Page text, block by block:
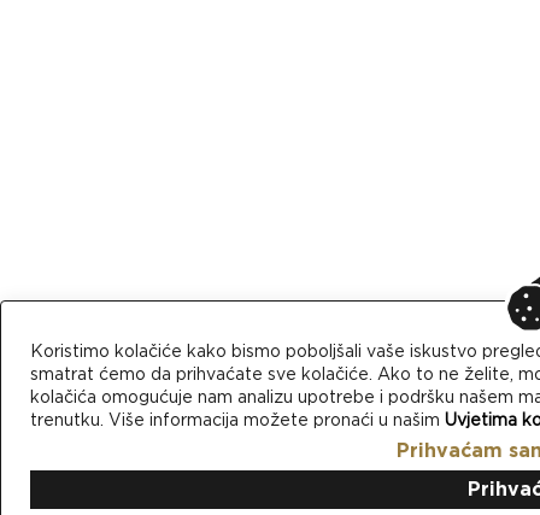
Koristimo kolačiće kako bismo poboljšali vaše iskustvo
smatrat ćemo da prihvaćate sve kolačiće. Ako to ne želite,
kolačića omogućuje nam analizu upotrebe i podršku našem
trenutku. Više informacija možete pronaći u našim Uvjetima
Prihvaćam